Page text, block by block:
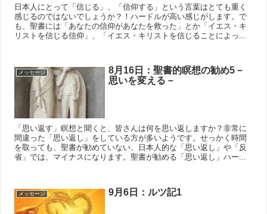
日本人にとって「信じる」、「信仰する」という言葉はとても重く
感じるのではないでしょうか？！ハードルが高い感じがします。で
も、聖書には「あなたの信仰があなたを救った」とか「イエス・キ
リストを信じる信仰」、「イエス・キリストを信じることによっ...
メッセージ
8月16日：聖書的瞑想の勧め5－
思いを変える－
「思い返す」瞑想と聞くと、皆さんは何を思い返しますか？非常に
間違った「思い返し」をしている方が多いようです。せっかく時間
を取っても、聖書が勧めていない、日本人的な「思い返し」や「反
省」では、マイナスになります。聖書が勧める「思い返し」ハー...
メッセージ 9月6日：ルツ記1